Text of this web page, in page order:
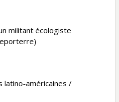
militant écologiste
latino-américaines /